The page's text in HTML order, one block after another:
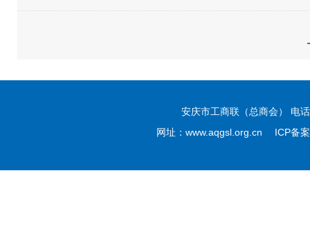
安庆市工商联（总商会） 电
网址：www.aqgsl.org.cn ICP备